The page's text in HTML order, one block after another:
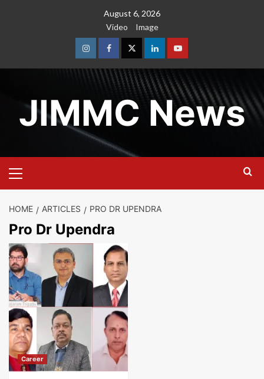
August 6, 2026
Video
Image
InstagramFacebookTwitterLinkedinYoutube
JIMMC News
Menu
HOME ARTICLES PRO DR UPENDRA
Pro Dr Upendra
Career